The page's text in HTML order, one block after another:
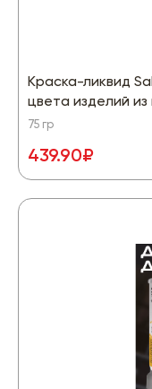
Краска-ликвид
цвета изделий из
75 гр
439.90₽